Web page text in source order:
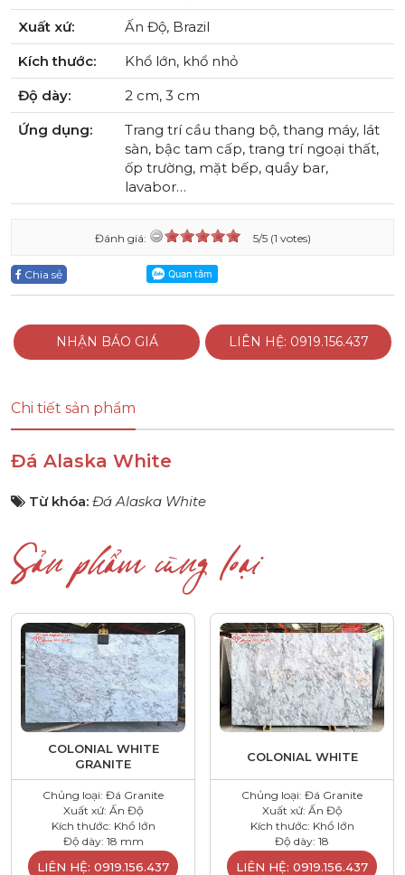
Xuất xứ:
Ấn Độ, Brazil
Kích thước:
Khổ lớn, khổ nhỏ
Độ dày:
2 cm, 3 cm
Ứng dụng:
Trang trí cầu thang bộ, thang máy, lát
sàn, bậc tam cấp, trang trí ngoại thất,
ốp trường, mặt bếp, quầy bar,
lavabor…
Đánh giá: 5/5 (1 votes)
Chia sẻ
NHẬN BÁO GIÁ LIÊN HỆ: 0919.156.437
Chi tiết sản phẩm
Đá Alaska White
Từ khóa: Đá Alaska White
Sản phẩm cùng loại
COLONIAL WHITE
GRANITE
Chủng loại: Đá Granite
Xuất xứ: Ấn Độ
Kích thước: Khổ lớn
Độ dày: 18 mm
LIÊN HỆ: 0919.156.437
COLONIAL WHITE
Chủng loại: Đá Granite
Xuất xứ: Ấn Độ
Kích thước: Khổ lớn
Độ dày: 18
LIÊN HỆ: 0919.156.437